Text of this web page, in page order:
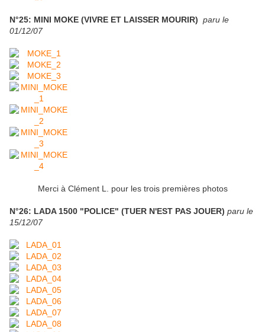
N°25: MINI MOKE (VIVRE ET LAISSER MOURIR) paru le
01/12/07
Merci à Clément L. pour les trois premières photos
N°26: LADA 1500 "POLICE" (TUER N'EST PAS JOUER) paru le
15/12/07